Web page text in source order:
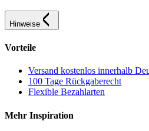
Hinweise
Vorteile
Versand kostenlos innerhalb
100 Tage Rückgaberecht
Flexible Bezahlarten
Mehr Inspiration